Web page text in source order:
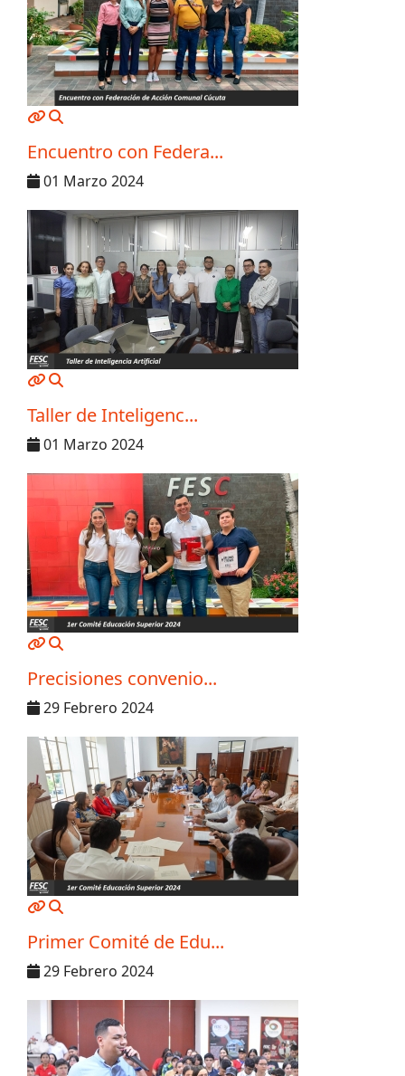
MOD_JTCS_VIEW_ARTICLE_LINK
Encuentro con Federa...
01 Marzo 2024
MOD_JTCS_VIEW_ARTICLE_LINK
Taller de Inteligenc...
01 Marzo 2024
MOD_JTCS_VIEW_ARTICLE_LINK
Precisiones convenio...
29 Febrero 2024
MOD_JTCS_VIEW_ARTICLE_LINK
Primer Comité de Edu...
29 Febrero 2024